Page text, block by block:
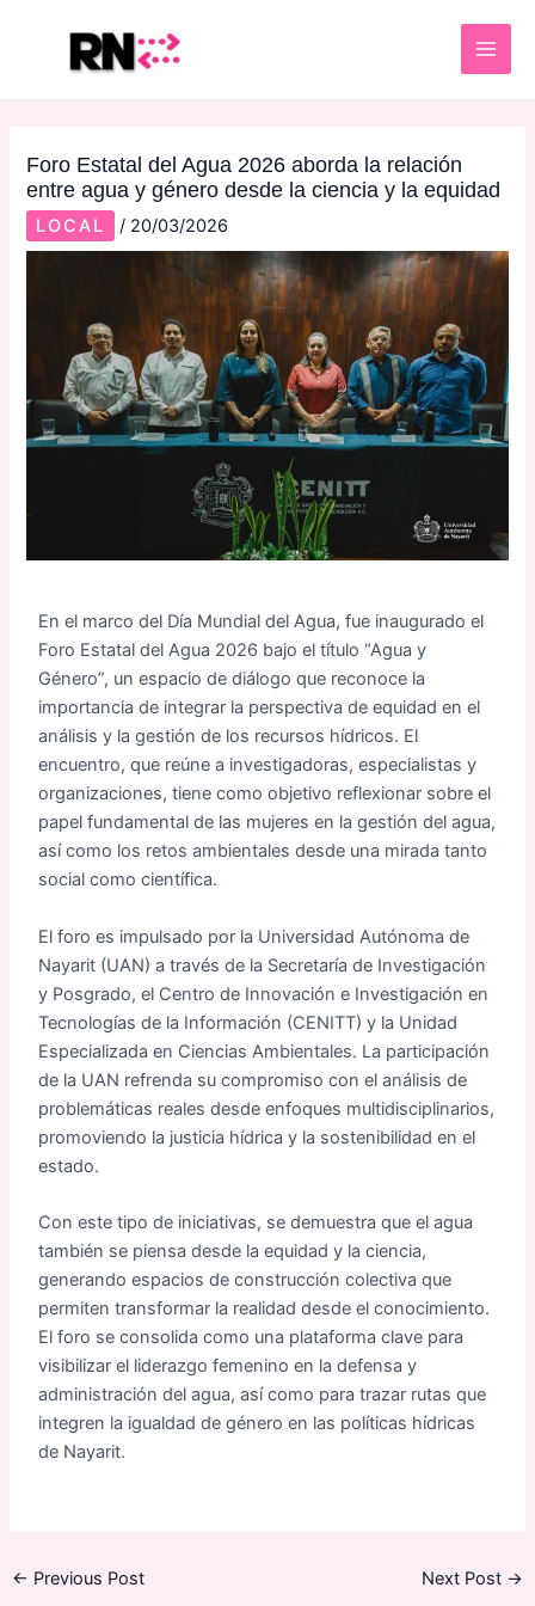
Foro Estatal del Agua 2026 aborda la relación
entre agua y género desde la ciencia y la equidad
LOCAL / 20/03/2026
En el marco del Día Mundial del Agua, fue inaugurado el
Foro Estatal del Agua 2026 bajo el título “Agua y
Género”, un espacio de diálogo que reconoce la
importancia de integrar la perspectiva de equidad en el
análisis y la gestión de los recursos hídricos. El
encuentro, que reúne a investigadoras, especialistas y
organizaciones, tiene como objetivo reflexionar sobre el
papel fundamental de las mujeres en la gestión del agua,
así como los retos ambientales desde una mirada tanto
social como científica.
El foro es impulsado por la Universidad Autónoma de
Nayarit (UAN) a través de la Secretaría de Investigación
y Posgrado, el Centro de Innovación e Investigación en
Tecnologías de la Información (CENITT) y la Unidad
Especializada en Ciencias Ambientales. La participación
de la UAN refrenda su compromiso con el análisis de
problemáticas reales desde enfoques multidisciplinarios,
promoviendo la justicia hídrica y la sostenibilidad en el
estado.
Con este tipo de iniciativas, se demuestra que el agua
también se piensa desde la equidad y la ciencia,
generando espacios de construcción colectiva que
permiten transformar la realidad desde el conocimiento.
El foro se consolida como una plataforma clave para
visibilizar el liderazgo femenino en la defensa y
administración del agua, así como para trazar rutas que
integren la igualdad de género en las políticas hídricas
de Nayarit.
navigation
← Previous Post Next Post →